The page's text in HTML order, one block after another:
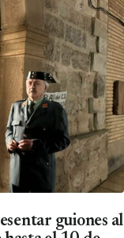
guiones al